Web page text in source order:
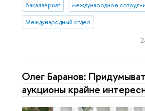
бакалавриат международное
Международный отдел
Олег Баранов:
аукционы крайне